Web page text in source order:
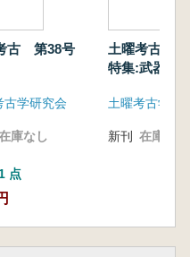
古 第38号
古学研究会
庫なし
点
土曜考古
特集:武器・
土曜考古学研
新刊 在庫なし